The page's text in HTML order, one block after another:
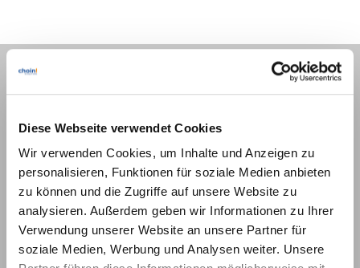
Diese Webseite verwendet Cookies
Wir verwenden Cookies, um Inhalte und Anzeigen zu
personalisieren, Funktionen für soziale Medien anbieten
zu können und die Zugriffe auf unsere Website zu
analysieren. Außerdem geben wir Informationen zu Ihrer
Verwendung unserer Website an unsere Partner für
soziale Medien, Werbung und Analysen weiter. Unsere
Home
IT-Service
Seminare
News
Wir über uns
Karriere